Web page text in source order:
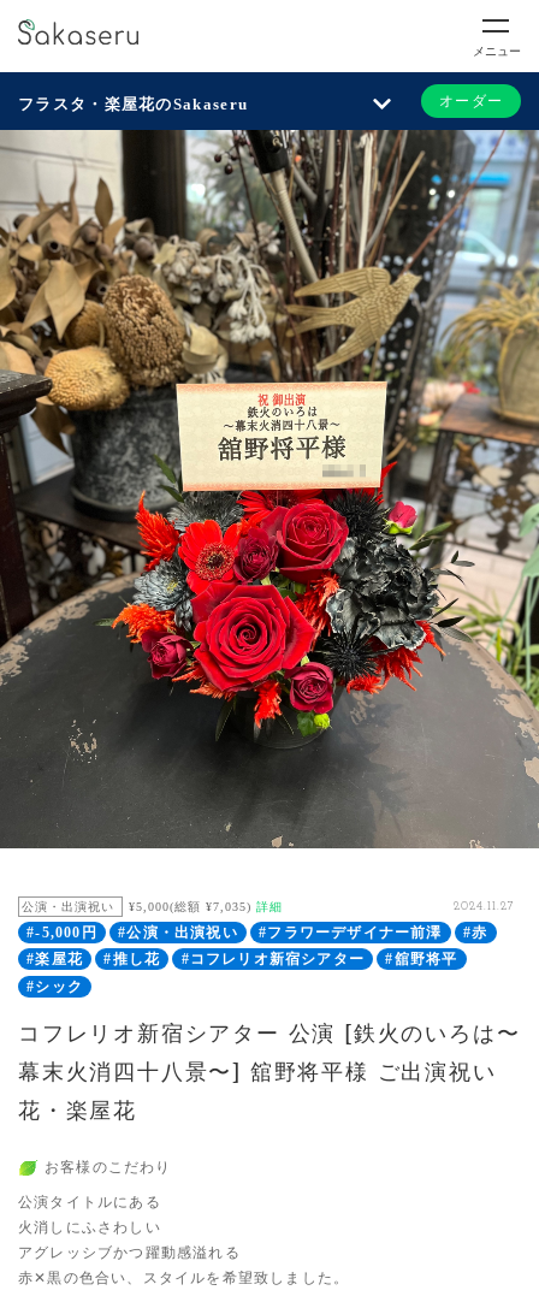
メニュー
フラスタ・楽屋花のSakaseru オーダー
公演・出演祝い ¥5,000(総額 ¥7,035) 詳細 2024.11.27
#-5,000円 #公演・出演祝い #フラワーデザイナー前澤
#赤
#楽屋花
#推し花 #コフレリオ新宿シアター
#舘野将平
#シック
コフレリオ新宿シアター 公演 [鉄火のいろは〜
幕末火消四十八景〜] 舘野将平様 ご出演祝い
花・楽屋花
お客様のこだわり
公演タイトルにある
火消しにふさわしい
アグレッシブかつ躍動感溢れる
赤✕黒の色合い、スタイルを希望致しました。